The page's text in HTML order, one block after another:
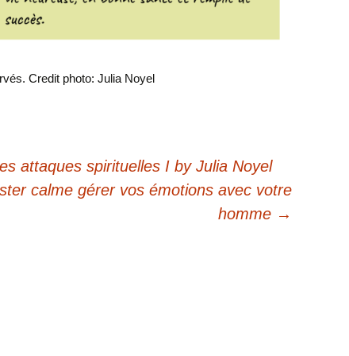
Credit photo: Julia Noyel
attaques spirituelles I by Julia Noyel
calme gérer vos émotions avec votre
homme →